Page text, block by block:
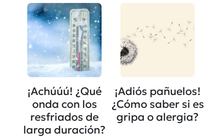
¡Achúúú! ¿Qué
onda con los
resfriados de
larga duración?
¡Adiós pañuelos!
¿Cómo saber si es
gripa o alergia?